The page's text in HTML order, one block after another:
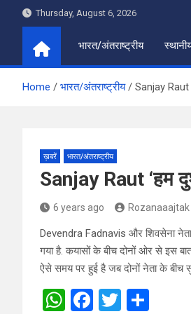
Thursday, August 6, 2026
भारत/अंतराष्ट्रीय
Home भारत/अंतराष्ट्रीय Sanjay Raut
ख़बरें भारत/अंतराष्ट्रीय
Sanjay Raut ‘हम
6 years ago Rozanaaajtak
Devendra Fadnavis और शिवसेना नेता
गया है. कयासों के बीच दोनों ओर से इस
ऐसे समय पर हुई है जब दोनों नेता के बीच
W F
T